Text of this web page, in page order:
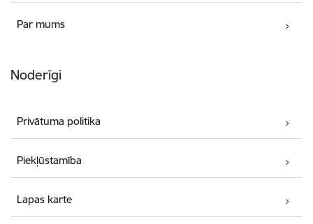
Par mums
Noderīgi
Privātuma politika
Piekļūstamība
Lapas karte